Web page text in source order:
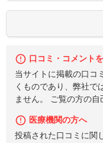
口コミ・コメント
当サイトに掲載の口コ
くものであり、弊社で
ません。 ご覧の方の自
医療機関の方へ
投稿された口コミに関